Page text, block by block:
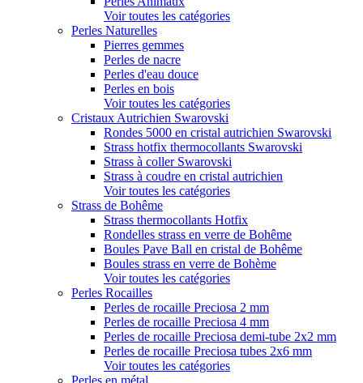
Voir toutes les catégories
Perles Naturelles
Pierres gemmes
Perles de nacre
Perles d'eau douce
Perles en bois
Voir toutes les catégories
Cristaux Autrichien Swarovski
Rondes 5000 en cristal autrichien Swarovski
Strass hotfix thermocollants Swarovski
Strass à coller Swarovski
Strass à coudre en cristal autrichien
Voir toutes les catégories
Strass de Bohême
Strass thermocollants Hotfix
Rondelles strass en verre de Bohême
Boules Pave Ball en cristal de Bohême
Boules strass en verre de Bohème
Voir toutes les catégories
Perles Rocailles
Perles de rocaille Preciosa 2 mm
Perles de rocaille Preciosa 4 mm
Perles de rocaille Preciosa demi-tube 2x2 mm
Perles de rocaille Preciosa tubes 2x6 mm
Voir toutes les catégories
Perles en métal